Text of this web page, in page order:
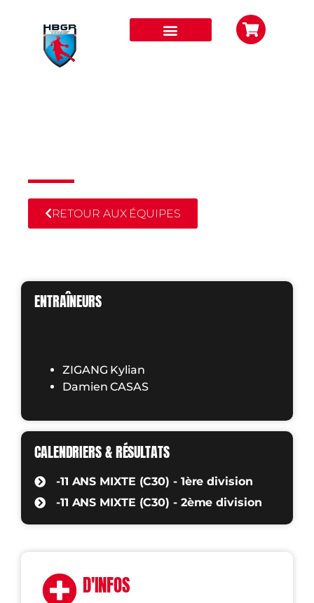
RETOUR AUX ÉQUIPES
ENTRAÎNEURS
ZIGANG Kylian
Damien CASAS
CALENDRIERS & RÉSULTATS
-11 ANS MIXTE (C30) - 1ère division
-11 ANS MIXTE (C30) - 2ème division
D'INFOS